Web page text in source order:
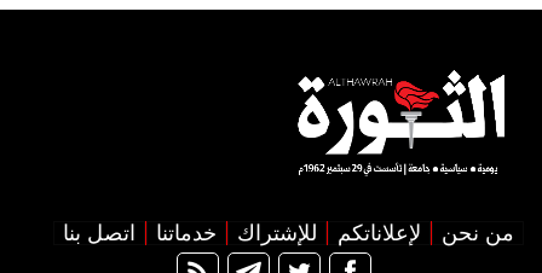
من نحن لإعلاناتكم للإشتراك خدماتنا اتصل بنا